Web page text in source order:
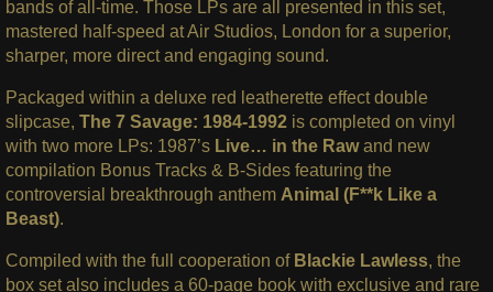
bands of all-time. Those LPs are all presented in this set,
mastered half-speed at Air Studios, London for a superior,
sharper, more direct and engaging sound.
Packaged within a deluxe red leatherette effect double
slipcase, The 7 Savage: 1984-1992 is completed on vinyl
with two more LPs: 1987’s Live… in the Rawand new
compilation Bonus Tracks & B-Sides featuring the
controversial breakthrough anthem Animal (F**k Like a
Beast).
Compiled with the full cooperation of Blackie Lawless, the
box set also includes a 60-page book with exclusive and rare